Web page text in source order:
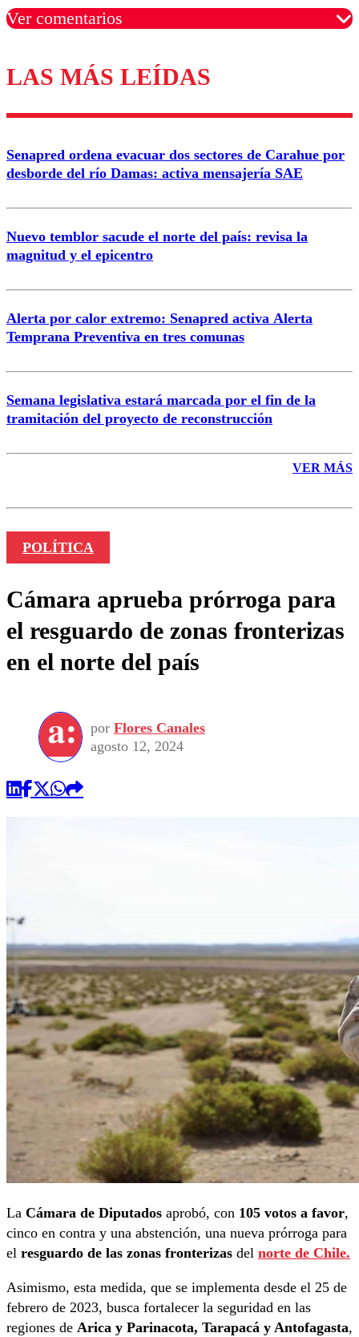
Ver comentarios
Los comentarios son moderados para garantizar un
diálogo respetuoso.
Nombre
Correo
LAS MÁS LEÍDAS
Senapred ordena evacuar dos sectores de Carahue por
desborde del río Damas: activa mensajería SAE
Nuevo temblor sacude el norte del país: revisa la
magnitud y el epicentro
Alerta por calor extremo: Senapred activa Alerta
Temprana Preventiva en tres comunas
Semana legislativa estará marcada por el fin de la
tramitación del proyecto de reconstrucción
VER MÁS
POLÍTICA
Cámara aprueba prórroga para
el resguardo de zonas fronterizas
en el norte del país
por Flores Canales
agosto 12, 2024
La Cámara de Diputados aprobó, con 105 votos a favor,
cinco en contra y una abstención, una nueva prórroga para
el resguardo de las zonas fronterizas del norte de Chile.
Asimismo, esta medida, que se implementa desde el 25 de
febrero de 2023, busca fortalecer la seguridad en las
regiones de Arica y Parinacota, Tarapacá y Antofagasta,